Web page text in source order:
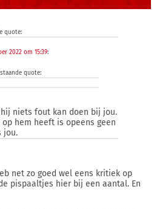
quote:
2022 om 15:39:
quote:
niets fout kan doen bij jou.
hem heeft is opeens geen
jou.
net zo goed wel eens kritiek op
pispaaltjes hier bij een aantal. En